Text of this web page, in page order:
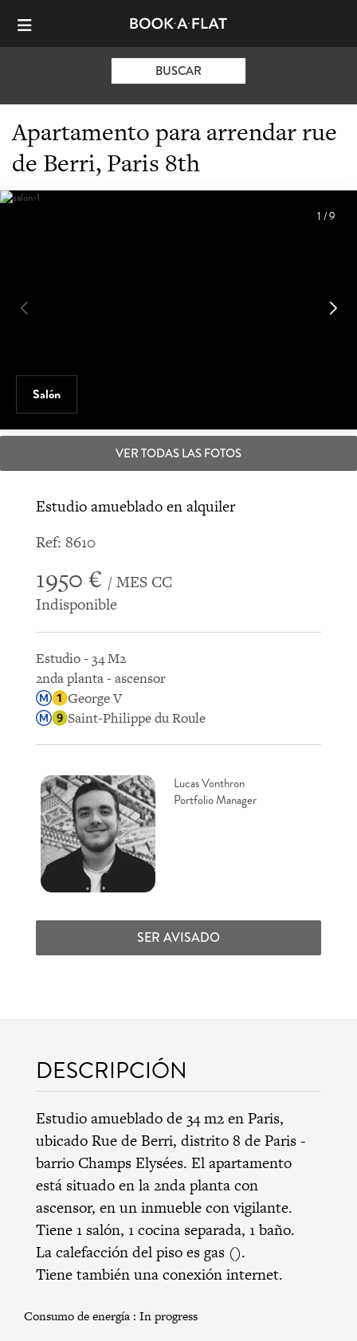
BUSCAR
Apartamento para arrendar rue
de Berri, Paris 8th
Salón
1/9
VER TODAS LAS FOTOS
Estudio amueblado en alquiler
Ref: 8610
1950 € / MES CC
Indisponible
Estudio - 34 M2
2nda planta - ascensor
George V
Saint-Philippe du Roule
Lucas Vonthron
Portfolio Manager
SER AVISADO
DESCRIPCIÓN
Estudio amueblado de 34 m2 en Paris,
ubicado Rue de Berri, distrito 8 de Paris-
barrio Champs Elysées. El apartamento
está situado en la 2nda planta con
ascensor, en un inmueble con vigilante.
Tiene 1 salón, 1 cocina separada, 1 baño.
La calefacción del piso es gas ().
Tiene también una conexión internet.
Consumo de energía : In progress